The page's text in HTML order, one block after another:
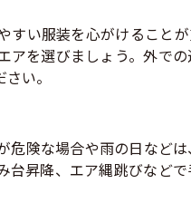
すい服装を心がけること
アを選びましょう。外で
い。
危険な場合や雨の日など
台昇降、エア縄跳びなど